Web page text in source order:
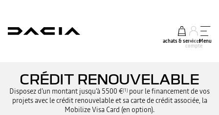
achats & services
mon
compte
Menu
CRÉDIT RENOUVELABLE
Disposez d’un montant jusqu’à 5500 €(1) pour le financement de vos
projets avec le crédit renouvelable et sa carte de crédit associée, la
Mobilize Visa Card (en option).